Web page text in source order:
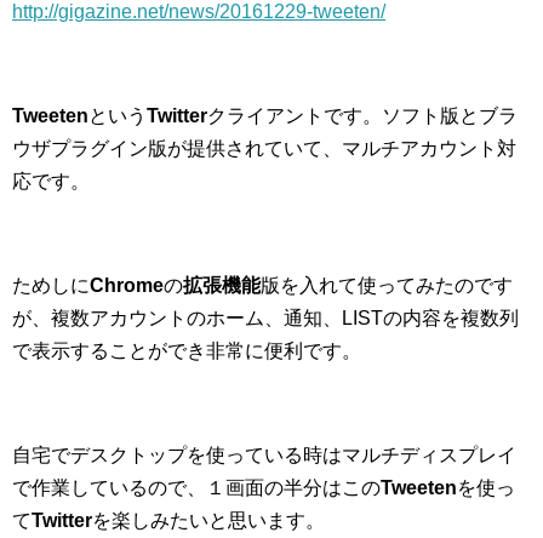
http://gigazine.net/news/20161229-tweeten/
Tweetenという Twitterクライアントです。ソフト版とブラ
ウザプラグイン版が提供されていて、マルチアカウント対
応です。
ためしにChromeの拡張機能版を入れて使ってみたのです
が、複数アカウントのホーム、通知、LISTの内容を複数列
で表示することができ非常に便利です。
自宅でデスクトップを使っている時はマルチディスプレイ
で作業しているので、１画面の半分はこのTweetenを使っ
てTwitterを楽しみたいと思います。